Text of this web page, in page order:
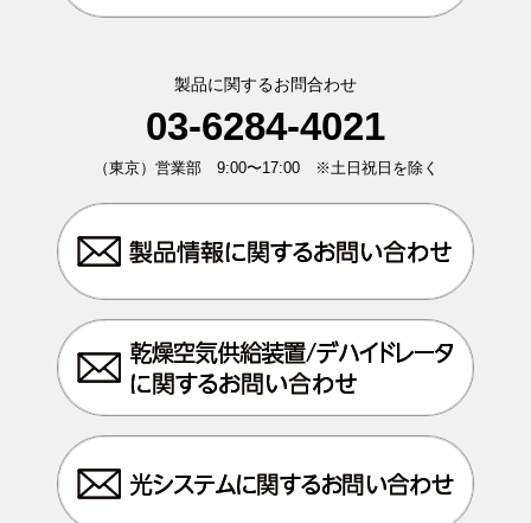
製品に関するお問合わせ
03-6284-4021
（東京）営業部 9:00〜17:00 ※土日祝日を除く